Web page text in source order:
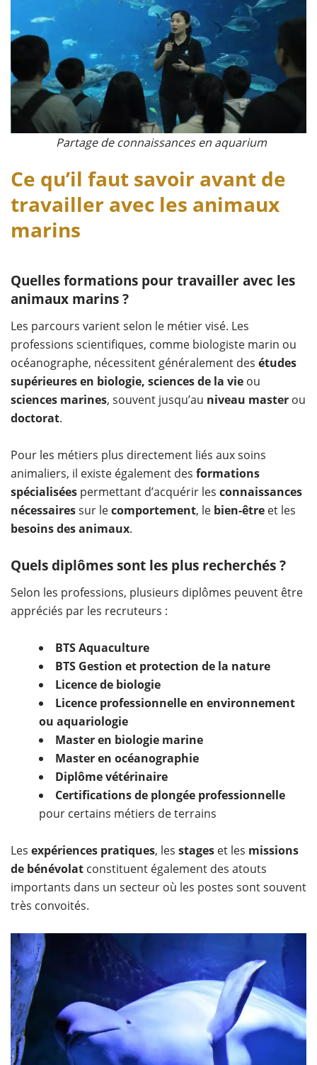
Partage de connaissances en aquarium
Ce qu’il faut savoir avant de
travailler avec les animaux
marins
Quelles formations pour travailler avec les
animaux marins ?
Les parcours varient selon le métier visé. Les
professions scientifiques, comme biologiste marin ou
océanographe, nécessitent généralement des études
supérieures en biologie, sciences de la vie ou
sciences marines, souvent jusqu’au niveau master ou
doctorat.
Pour les métiers plus directement liés aux soins
animaliers, il existe également des formations
spécialisées permettant d’acquérir les connaissances
nécessairessur lecomportement, le bien-être et les
besoins des animaux.
Quels diplômes sont les plus recherchés ?
Selon les professions, plusieurs diplômes peuvent être
appréciés par les recruteurs :
BTS Aquaculture
BTS Gestion et protection de la nature
Licence de biologie
Licence professionnelle en environnement
ou aquariologie
Master en biologie marine
Master en océanographie
Diplôme vétérinaire
Certifications de plongée professionnelle
pour certains métiers de terrains
Les expériences pratiques, les stages et les missions
de bénévolat constituent également des atouts
importants dans un secteur où les postes sont souvent
très convoités.